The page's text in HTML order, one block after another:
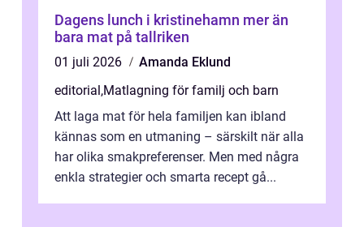
Dagens lunch i kristinehamn mer än
bara mat på tallriken
01 juli 2026
Amanda Eklund
editorial,Matlagning för familj och barn
Att laga mat för hela familjen kan ibland
kännas som en utmaning – särskilt när alla
har olika smakpreferenser. Men med några
enkla strategier och smarta recept gå...